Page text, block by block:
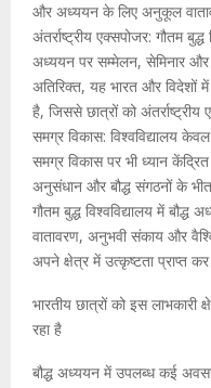
और अध्ययन के लिए अनुकूल
अंतर्राष्ट्रीय एक्सपोजर: गौतम
अध्ययन पर सम्मेलन, सेमिनार
अतिरिक्त, यह भारत और विदेशों
है, जिससे छात्रों को अंतर्राष्ट्रीय
समग्र विकास: विश्वविद्यालय
समग्र विकास पर भी ध्यान
अनुसंधान और बौद्ध संगठनों के
गौतम बुद्ध विश्वविद्यालय में
वातावरण, अनुभवी संकाय और
अपने क्षेत्र में उत्कृष्टता प्राप्त
भारतीय छात्रों को इस लाभकारी
रहा है
बौद्ध अध्ययन में उपलब्ध कई